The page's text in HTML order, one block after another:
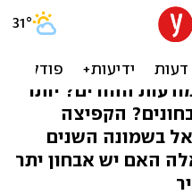
מאוטיזם: האם
ההורים? יותר
הקפיצה
בשמונה השנים
האם יש אבחון יתר